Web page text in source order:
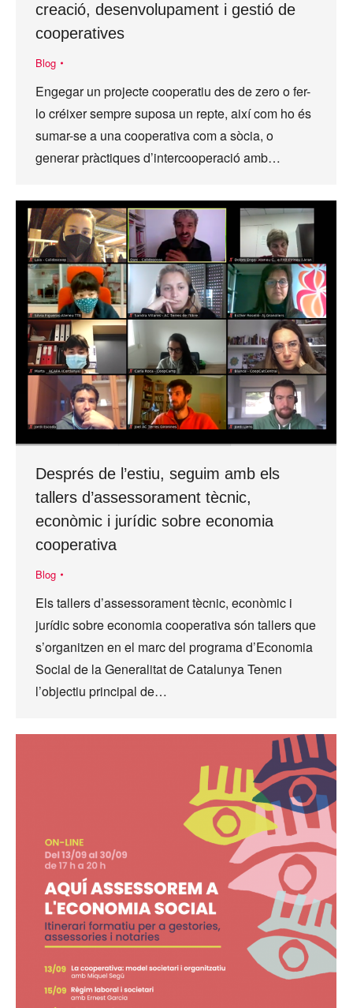
creació, desenvolupament i gestió de
cooperatives
Blog
Engegar un projecte cooperatiu des de zero o fer-
lo créixer sempre suposa un repte, així com ho és
sumar-se a una cooperativa com a sòcia, o
generar pràctiques d’intercooperació amb…
Després de l’estiu, seguim amb els
tallers d’assessorament tècnic,
econòmic i jurídic sobre economia
cooperativa
Blog
Els tallers d’assessorament tècnic, econòmic i
jurídic sobre economia cooperativa són tallers que
s’organitzen en el marc del programa d’Economia
Social de la Generalitat de Catalunya Tenen
l’objectiu principal de…